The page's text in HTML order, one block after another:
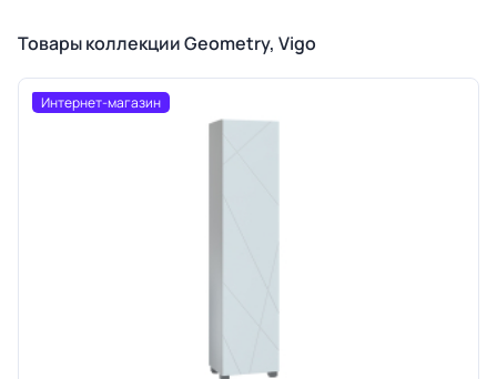
Товары коллекции Geometry, Vigo
Интернет-магазин